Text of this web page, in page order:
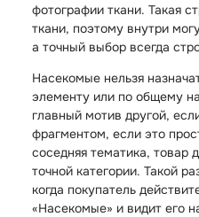
фотографии ткани. Такая
ткани, поэтому внутри
а точный выбор всегда
Насекомые нельзя
элементу или по общему
главный мотив другой,
фрагментом, если это
соседняя тематика, товар
точной категории. Такой
когда покупатель
«Насекомые» и видит его